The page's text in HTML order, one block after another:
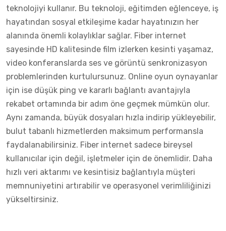
teknolojiyi kullanır. Bu teknoloji, eğitimden eğlenceye, iş
hayatından sosyal etkileşime kadar hayatınızın her
alanında önemli kolaylıklar sağlar. Fiber internet
sayesinde HD kalitesinde film izlerken kesinti yaşamaz,
video konferanslarda ses ve görüntü senkronizasyon
problemlerinden kurtulursunuz. Online oyun oynayanlar
için ise düşük ping ve kararlı bağlantı avantajıyla
rekabet ortamında bir adım öne geçmek mümkün olur.
Aynı zamanda, büyük dosyaları hızla indirip yükleyebilir,
bulut tabanlı hizmetlerden maksimum performansla
faydalanabilirsiniz. Fiber internet sadece bireysel
kullanıcılar için değil, işletmeler için de önemlidir. Daha
hızlı veri aktarımı ve kesintisiz bağlantıyla müşteri
memnuniyetini artırabilir ve operasyonel verimliliğinizi
yükseltirsiniz.